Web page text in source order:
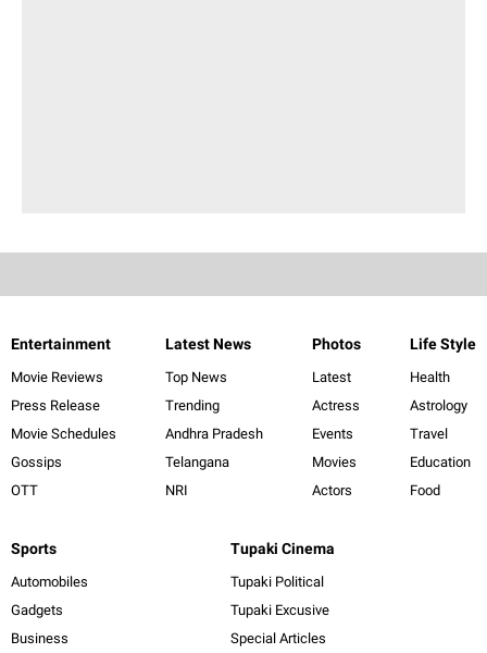
Entertainment
Movie Reviews
Press Release
Movie Schedules
Gossips
OTT
Latest News
Top News
Trending
Andhra Pradesh
Telangana
NRI
Photos
Latest
Actress
Events
Movies
Actors
Life Style
Health
Astrology
Travel
Education
Food
Sports
Automobiles
Gadgets
Business
Tupaki Cinema
Tupaki Political
Tupaki Excusive
Special Articles